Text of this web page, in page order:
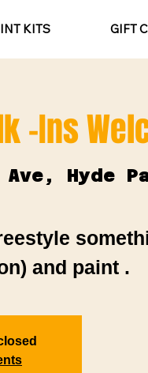
KITS GIFT
-Ins
Hyde
and paint .